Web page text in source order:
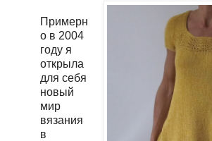
Примерн
о в 2004
году я
открыла
для себя
новый
мир
вязания
в